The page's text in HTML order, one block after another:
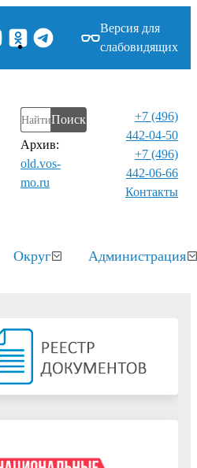
Версия для
слабовидящих
Поиск
Архив:
old.vos-
mo.ru
+7 (496)
442-04-50
+7 (496)
442-06-66
Контакты⁠
Округ Администрация